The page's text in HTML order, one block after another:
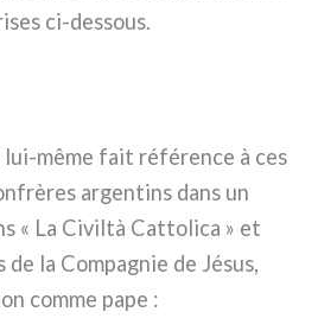
ci-dessous.
lui-même fait réfé­ren­ce à ces
argen­tins dans un
« La Civiltà Cattolica » et
de la Compagnie de Jésus,
com­me pape :